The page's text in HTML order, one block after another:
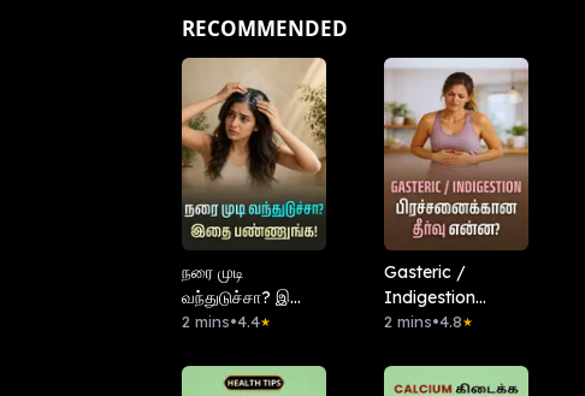
RECOMMENDED
நரை முடி
வந்துடுச்சா? இதை
பண்ணுங்க!
2 mins•4.4★
Gasteric /
Indigestion
பிரச்சனைக்கான
2 mins•4.8★